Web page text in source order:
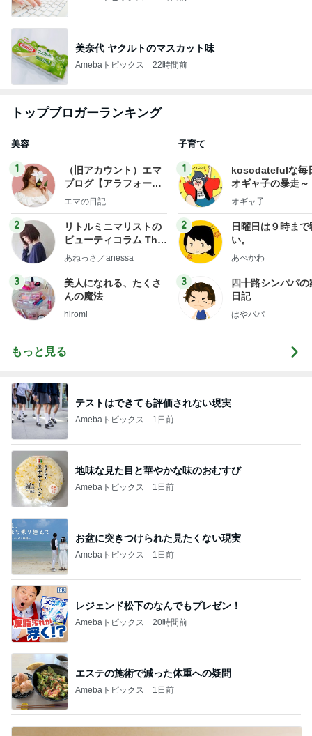
美奈代 ヤクルトのマスカット味
Amebaトピックス 22時間前
トップブロガーランキング
美容
1
（旧アカウント）エマ
ブログ【アラフォー会
社売却セカンドライ
エマの日記
2
リトルミニマリストの
ビューティコラム The
little minimalist's bea
あねっさ／anessa
3
美人になれる、たくさ
んの魔法
hiromi
子育て
1
kosodatefulな毎
オギャ子の暴走～
オギャ子
2
日曜日は９時まで
い。
あべかわ
3
四十路シンパパの
日記
はやパパ
もっと見る
テストはできても評価されない現実
Amebaトピックス 1日前
地味な見た目と華やかな味のおむすび
Amebaトピックス 1日前
お盆に突きつけられた見たくない現実
Amebaトピックス 1日前
レジェンド松下のなんでもプレゼン！
Amebaトピックス 20時間前
エステの施術で減った体重への疑問
Amebaトピックス 1日前